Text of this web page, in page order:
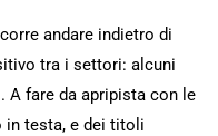
andare indietro di
tra i settori: alcuni
A fare da apripista con le
in testa, e dei titoli